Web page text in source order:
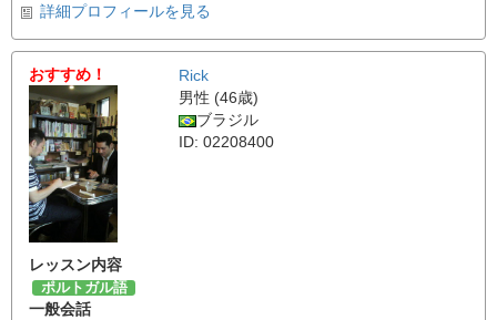
詳細プロフィールを見る
おすすめ！
Rick
男性 (46歳)
ブラジル
ID: 02208400
レッスン内容
ポルトガル語
一般会話